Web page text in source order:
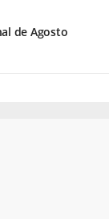
de Agosto